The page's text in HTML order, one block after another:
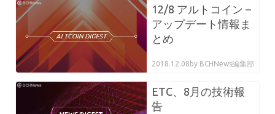
12/8 アルトコイン –
アップデート情報ま
とめ
2018.12.08 by BCHNews編集部
ETC、8月の技術報
告